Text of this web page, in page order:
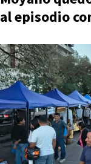
al episodio